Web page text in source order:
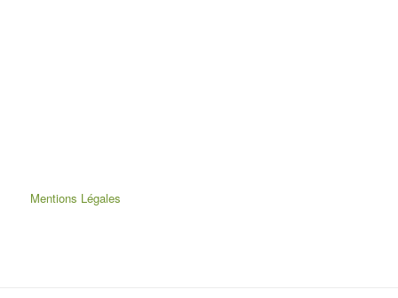
Mentions Légales